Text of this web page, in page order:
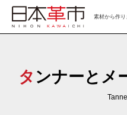
素材から作り
日本の革
タンナーと